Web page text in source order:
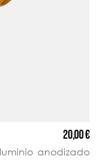
20,00 €
anodizado